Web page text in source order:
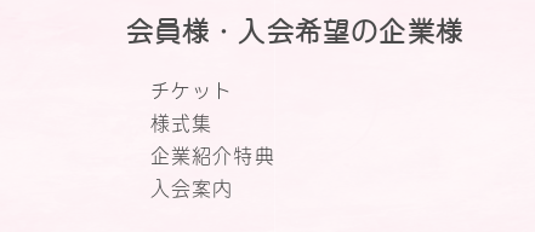
会員様・入会希望の企業様
チケット
様式集
企業紹介特典
入会案内